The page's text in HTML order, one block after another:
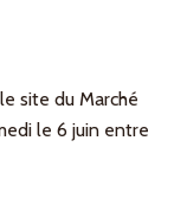
site du Marché
le 6 juin entre